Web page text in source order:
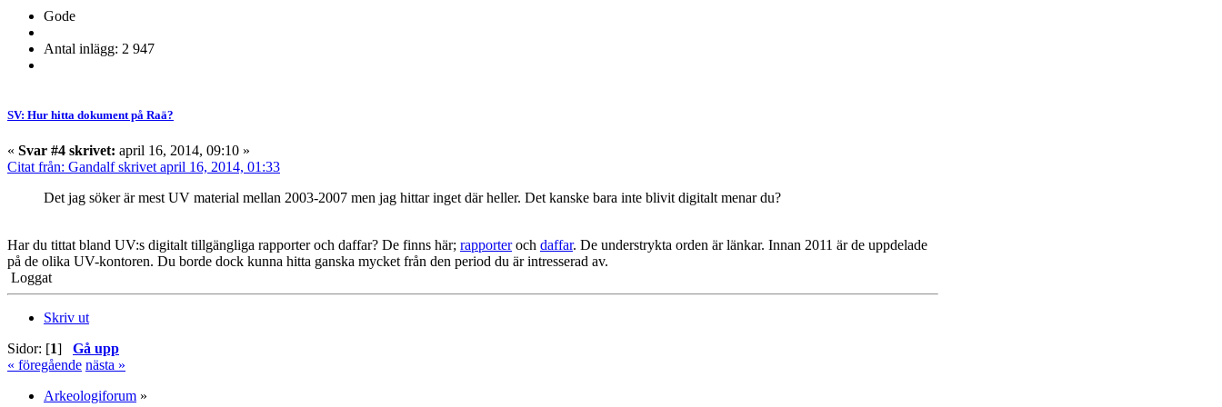
Gode
Antal inlägg: 2 947
SV: Hur hitta dokument på Raä?
« Svar #4 skrivet: april 16, 2014, 09:10 »
Citat från: Gandalf skrivet april 16, 2014, 01:33
Det jag söker är mest UV material mellan 2003-2007 men jag hittar inget där heller. Det kanske bara inte blivit digitalt menar du?
Har du tittat bland UV:s digitalt tillgängliga rapporter och daffar? De finns här; rapporteroch daffar. De understrykta orden är länkar. Innan 2011 är de uppdelade
på de olika UV-kontoren. Du borde dock kunna hitta ganska mycket från den period du är intresserad av.
Loggat
Skriv ut
Sidor: [1] Gå upp
« föregående nästa »
Arkeologiforum »